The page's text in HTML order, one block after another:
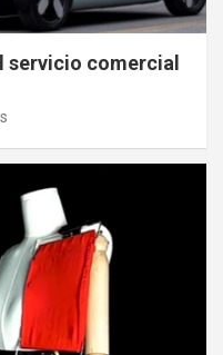
servicio comercial